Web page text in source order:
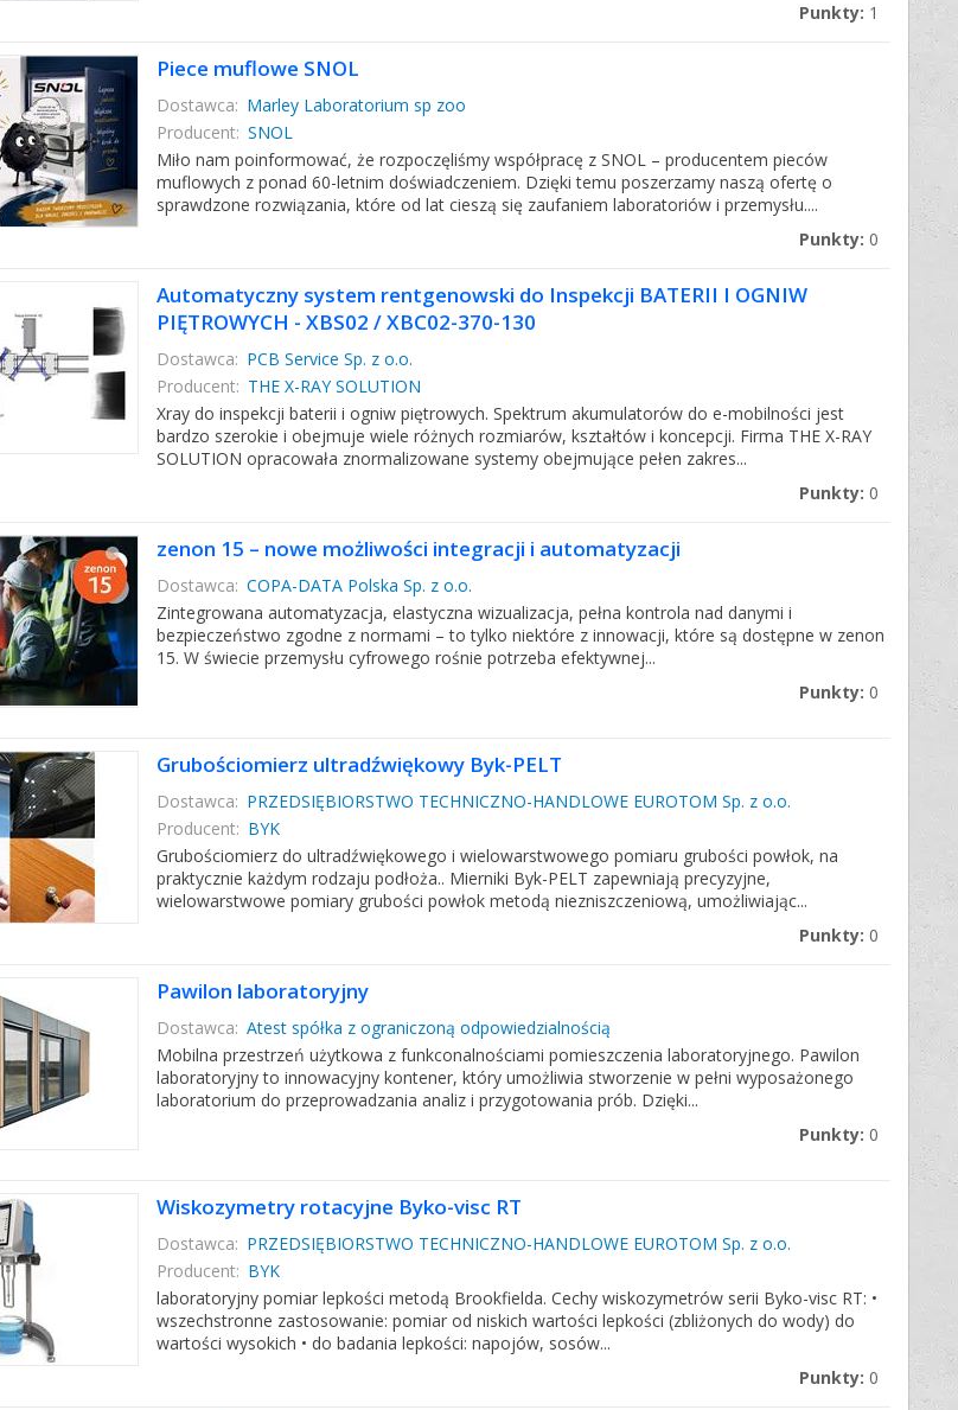
Punkty: 1
Piece muflowe SNOL
Dostawca: Marley Laboratorium sp zoo
Producent: SNOL
Miło nam poinformować, że rozpoczęliśmy współpracę z SNOL – producentem pieców
muflowych z ponad 60-letnim doświadczeniem. Dzięki temu poszerzamy naszą ofertę o
sprawdzone rozwiązania, które od lat cieszą się zaufaniem laboratoriów i przemysłu....
Punkty: 0
Automatyczny system rentgenowski do Inspekcji BATERII I OGNIW
PIĘTROWYCH - XBS02 / XBC02-370-130
Dostawca: PCB Service Sp. z o.o.
Producent: THE X-RAY SOLUTION
Xray do inspekcji baterii i ogniw piętrowych. Spektrum akumulatorów do e-mobilności jest
bardzo szerokie i obejmuje wiele różnych rozmiarów, kształtów i koncepcji. Firma THE X-RAY
SOLUTION opracowała znormalizowane systemy obejmujące pełen zakres...
Punkty: 0
zenon 15 – nowe możliwości integracji i automatyzacji
Dostawca: COPA-DATA Polska Sp. z o.o.
Zintegrowana automatyzacja, elastyczna wizualizacja, pełna kontrola nad danymi i
bezpieczeństwo zgodne z normami – to tylko niektóre z innowacji, które są dostępne w zenon
15. W świecie przemysłu cyfrowego rośnie potrzeba efektywnej...
Punkty: 0
Grubościomierz ultradźwiękowy Byk-PELT
Dostawca: PRZEDSIĘBIORSTWO TECHNICZNO-HANDLOWE EUROTOM Sp. z o.o.
Producent: BYK
Grubościomierz do ultradźwiękowego i wielowarstwowego pomiaru grubości powłok, na
praktycznie każdym rodzaju podłoża.. Mierniki Byk-PELT zapewniają precyzyjne,
wielowarstwowe pomiary grubości powłok metodą niezniszczeniową, umożliwiając...
Punkty: 0
Pawilon laboratoryjny
Dostawca: Atest spółka z ograniczoną odpowiedzialnością
Mobilna przestrzeń użytkowa z funkconalnościami pomieszczenia laboratoryjnego. Pawilon
laboratoryjny to innowacyjny kontener, który umożliwia stworzenie w pełni wyposażonego
laboratorium do przeprowadzania analiz i przygotowania prób. Dzięki...
Punkty: 0
Wiskozymetry rotacyjne Byko-visc RT
Dostawca: PRZEDSIĘBIORSTWO TECHNICZNO-HANDLOWE EUROTOM Sp. z o.o.
Producent: BYK
laboratoryjny pomiar lepkości metodą Brookfielda. Cechy wiskozymetrów serii Byko-visc RT: •
wszechstronne zastosowanie: pomiar od niskich wartości lepkości (zbliżonych do wody) do
wartości wysokich • do badania lepkości: napojów, sosów...
Punkty: 0